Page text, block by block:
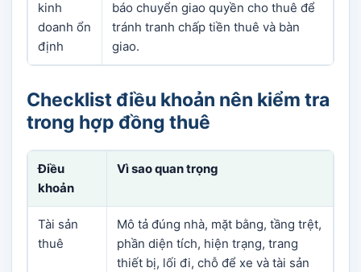
kinh
doanh ổn
định
báo chuyển giao quyền cho thuê để
tránh tranh chấp tiền thuê và bàn
giao.
Checklist điều khoản nên kiểm tra
trong hợp đồng thuê
Điều
khoản
Vì sao quan trọng
Tài sản
thuê
Mô tả đúng nhà, mặt bằng, tầng trệt,
phần diện tích, hiện trạng, trang
thiết bị, lối đi, chỗ để xe và tài sản